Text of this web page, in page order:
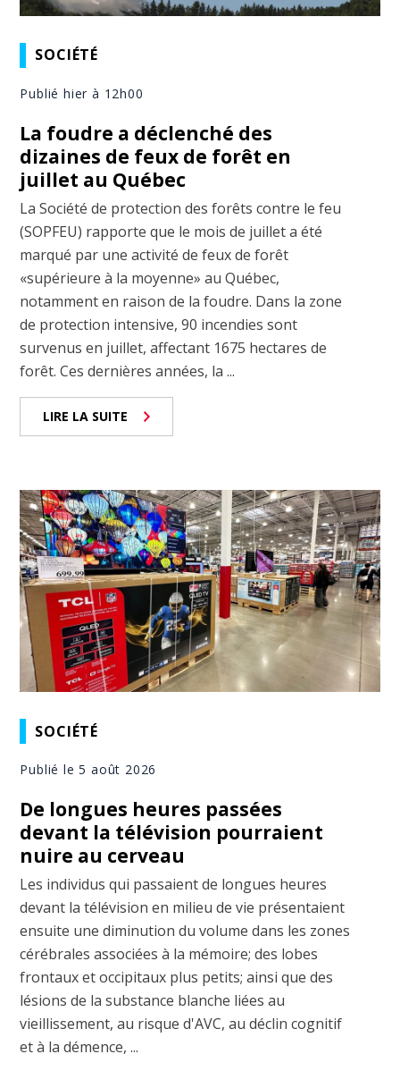
SOCIÉTÉ
Publié hier à 12h00
La foudre a déclenché des
dizaines de feux de forêt en
juillet au Québec
La Société de protection des forêts contre le feu
(SOPFEU) rapporte que le mois de juillet a été
marqué par une activité de feux de forêt
«supérieure à la moyenne» au Québec,
notamment en raison de la foudre. Dans la zone
de protection intensive, 90 incendies sont
survenus en juillet, affectant 1675 hectares de
forêt. Ces dernières années, la ...
LIRE LA SUITE
SOCIÉTÉ
Publié le 5 août 2026
De longues heures passées
devant la télévision pourraient
nuire au cerveau
Les individus qui passaient de longues heures
devant la télévision en milieu de vie présentaient
ensuite une diminution du volume dans les zones
cérébrales associées à la mémoire; des lobes
frontaux et occipitaux plus petits; ainsi que des
lésions de la substance blanche liées au
vieillissement, au risque d'AVC, au déclin cognitif
et à la démence, ...